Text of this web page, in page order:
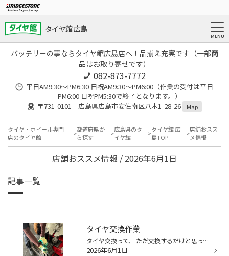
タイヤ館 広島
バッテリーの事ならタイヤ館広島店へ！品揃え充実です（一部商
品はお取り寄せです）
082-873-7772
平日AM9:30～PM6:30 日祝AM9:30〜PM6:00（作業の受付は平日
PM6:00 日祝PM5:30で終了となります。）
〒731-0101 広島県広島市安佐南区八木1-28-26
Map
タイヤ・ホイール専門
店のタイヤ館
都道府県か
ら探す
広島県のタ
イヤ館
タイヤ館 広
島TOP
店舗おスス
メ情報
店舗おススメ情報 / 2026年6月1日
記事一覧
タイヤ交換作業
タイヤ交換って、 ただ交換するだけと思ってませんか？ Ҩ(´-ω-｀) 実は専用工具を使いながら、 1本ずつ丁寧に作業しています(^^) 今回はBRIDGESTONE FINESSAを装着 最後は空気圧もしっかり調整d(˙꒳​˙* ) 安心・安全に走って頂けるよう、 細かい部分まで丁寧に作業しています(^^)
2026年6月1日